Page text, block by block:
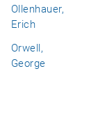
Ollenhauer,
Erich
Orwell,
George